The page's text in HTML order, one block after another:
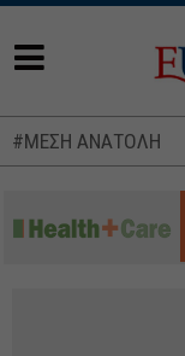
#ΜΕΣΗ ΑΝΑΤΟΛΗ